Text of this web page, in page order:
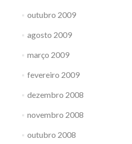
outubro 2009
agosto 2009
março 2009
fevereiro 2009
dezembro 2008
novembro 2008
outubro 2008